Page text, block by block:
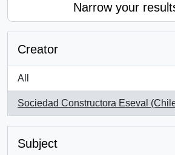
Narrow your
Creator
All
Sociedad Constructora Eseval
, 1 results
Subject